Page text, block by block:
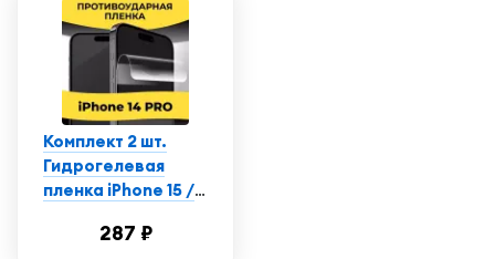
Комплект 2 шт.
Гидрогелевая
пленка iPhone 15 /
полиуретановая
287 ₽